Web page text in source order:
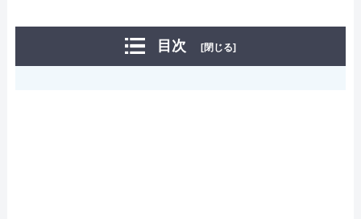
目次 [閉じる]